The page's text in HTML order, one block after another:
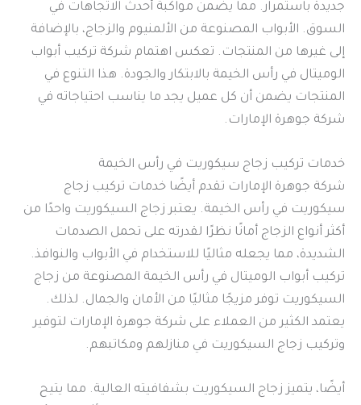
جديدة باستمرار. مما يضمن مواكبة أحدث الاتجاهات في
السوق. الأبواب المصنوعة من الألمنيوم والزجاج، بالإضافة
إلى غيرها من المنتجات. تعكس اهتمام شركة تركيب أبواب
الوميتال في رأس الخيمة بالابتكار والجودة. هذا التنوع في
المنتجات يضمن أن كل عميل يجد ما يناسب احتياجاته في
شركة جوهرة الإمارات.
خدمات تركيب زجاج سيكوريت في رأس الخيمة
شركة جوهرة الإمارات تقدم أيضًا خدمات تركيب زجاج
سيكوريت في رأس الخيمة. يعتبر زجاج السيكوريت واحدًا من
أكثر أنواع الزجاج أمانًا نظرًا لقدرته على تحمل الصدمات
الشديدة، مما يجعله مثاليًا للاستخدام في الأبواب والنوافذ.
تركيب أبواب الوميتال في رأس الخيمة المصنوعة من زجاج
السيكوريت توفر مزيجًا مثاليًا من الأمان والجمال. لذلك.
يعتمد الكثير من العملاء على شركة جوهرة الإمارات لتوفير
وتركيب زجاج السيكوريت في منازلهم ومكاتبهم.
أيضًا، يتميز زجاج السيكوريت بشفافيته العالية. مما يتيح